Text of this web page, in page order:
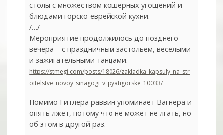
столы с множеством кошерных угощений и
блюдами горско-еврейской кухни.
/…/
Мероприятие продолжилось до позднего
вечера – с праздничным застольем, веселыми
и зажигательными танцами.
https://stmegi.com/posts/18026/zakladka_kapsuly_na_str
oitelstve_novoy_sinagogi_v_pyatigorske_10033/
Помимо Гитлера раввин упоминает Вагнера и
опять лжёт, потому что не может не лгать, но
об этом в другой раз.